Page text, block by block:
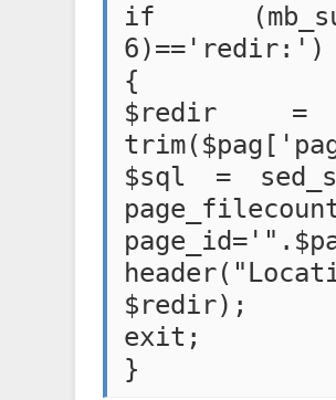
if
6)=='redir:')
{
$redir =
$sql =
$redir);
exit;
}